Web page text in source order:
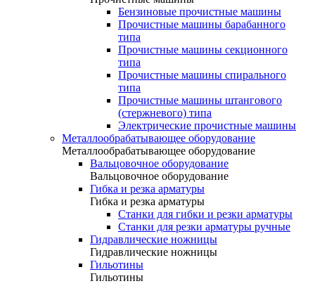
Бензиновые прочистные машины
Прочистные машины барабанного
типа
Прочистные машины секционного
типа
Прочистные машины спирального
типа
Прочистные машины штангового
(стержневого) типа
Электрические прочистные машины
Металлообрабатывающее оборудование
Металлообрабатывающее оборудование
Вальцовочное оборудование
Вальцовочное оборудование
Гибка и резка арматуры
Гибка и резка арматуры
Станки для гибки и резки арматуры
Станки для резки арматуры ручные
Гидравлические ножницы
Гидравлические ножницы
Гильотины
Гильотины